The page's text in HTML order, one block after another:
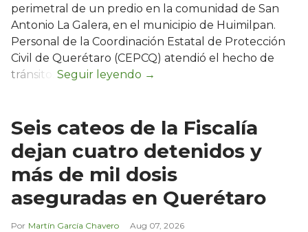
perimetral de un predio en la comunidad de San
Antonio La Galera, en el municipio de Huimilpan.
Personal de la Coordinación Estatal de Protección
Civil de Querétaro (CEPCQ) atendió el hecho de
tránsito.
Seis cateos de la Fiscalía
dejan cuatro detenidos y
más de mil dosis
aseguradas en Querétaro
Martín García Chavero Aug 07, 2026